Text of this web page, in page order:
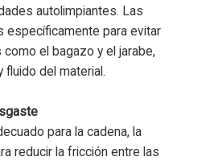
autolimpiantes. Las
específicamente para evitar
el bagazo y el jarabe,
fluido del material.
para la cadena, la
reducir la fricción entre las